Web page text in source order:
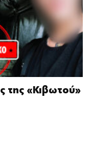
«Κιβωτού»